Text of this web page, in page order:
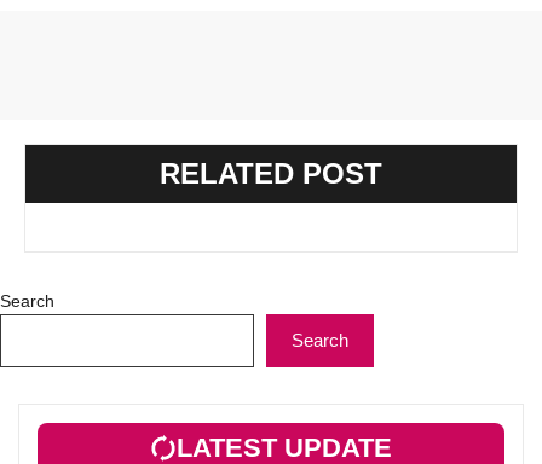
RELATED POST
Search
Search
LATEST UPDATE